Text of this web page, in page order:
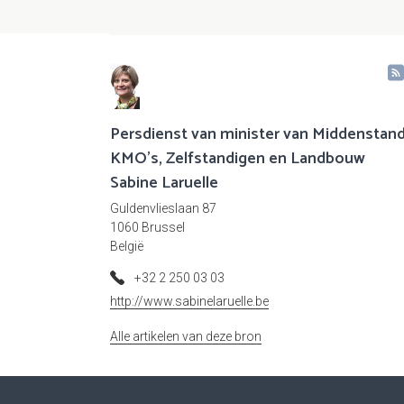
Persdienst van minister van
KMO's, Zelfstandigen en Landbouw
Sabine Laruelle
Guldenvlieslaan 87
1060 Brussel
België
+32 2 250 03 03
http://www.sabinelaruelle.be
Alle artikelen van deze bron